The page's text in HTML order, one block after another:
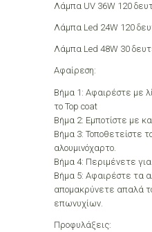
Λάμπα UV 36W 120
Λάμπα Led 24W 120
Λάμπα Led 48W 30
Αφαίρεση:
Βήμα 1: Αφαιρέστε με
το Top coat
Βήμα 2: Εμποτίστε με
Βήμα 3: Τοποθετείστε
αλουμινόχαρτο.
Βήμα 4: Περιμένετε
Βήμα 5: Αφαιρέστε τα
απομακρύνετε απαλά
επωνυχίων.
Προφυλάξεις: